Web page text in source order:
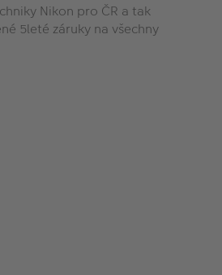
Nikon pro ČR a tak
5leté záruky na všechny